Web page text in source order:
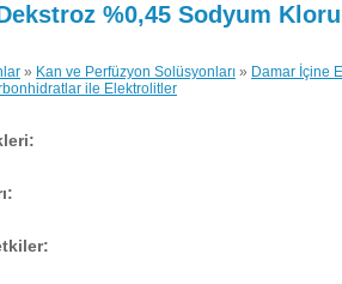
%0,45 Sodyum
» Kan ve Perfüzyon Solüsyonları » Damar İçine
ile Elektrolitler